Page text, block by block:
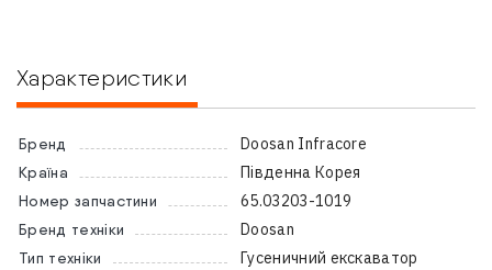
Характеристики
Бренд Doosan Infracore
Країна Південна Корея
Номер запчастини 65.03203-1019
Бренд техніки Doosan
Тип техніки Гусеничний екскаватор